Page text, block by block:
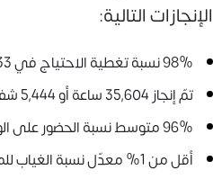
الإنجازات التالية:
98% نسبة تغطية الاحتياج في 33 فرع في الرياض وجدّة.
تمّ إنجاز 35,604 ساعة أو 5,444 شفت.
96% متوسط نسبة الحضور على الوقت لجميع الموظّفين
أقل من 1% معدّل نسبة الغياب للموظّفين